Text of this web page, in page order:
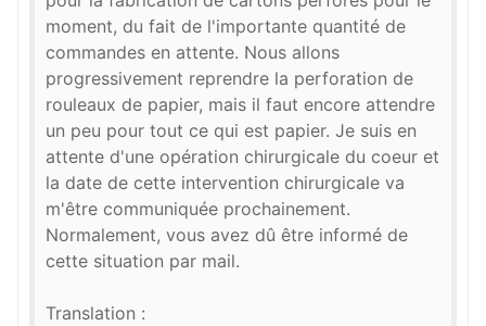
moment, du fait de l'importante quantité de
commandes en attente. Nous allons
progressivement reprendre la perforation de
rouleaux de papier, mais il faut encore attendre
un peu pour tout ce qui est papier. Je suis en
attente d'une opération chirurgicale du coeur et
la date de cette intervention chirurgicale va
m'être communiquée prochainement.
Normalement, vous avez dû être informé de
cette situation par mail.
Translation :